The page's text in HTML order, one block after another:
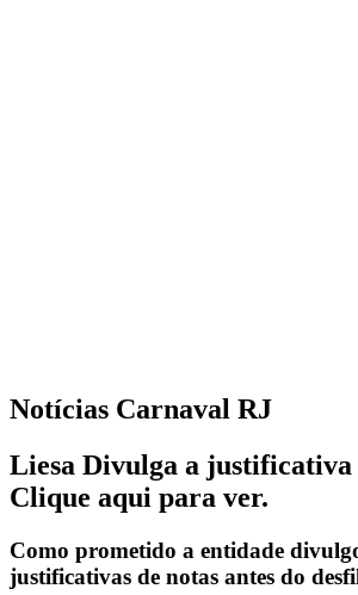
Notícias Carnaval RJ
Liesa Divulga a justificativa
Clique aqui para ver.
Como prometido a entidade
justificativas de notas antes do